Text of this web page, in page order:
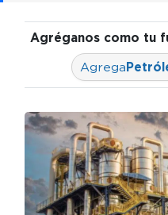
Agréganos como tu
Agrega